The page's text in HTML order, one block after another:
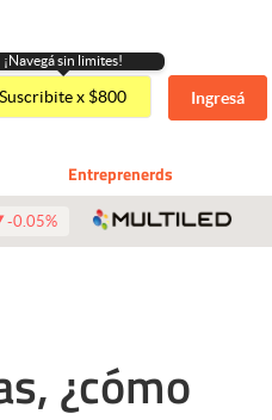
¡Navegá sin limites!
Suscribite x $800 Ingresá
Entreprenerds
-0.05%
¿cómo